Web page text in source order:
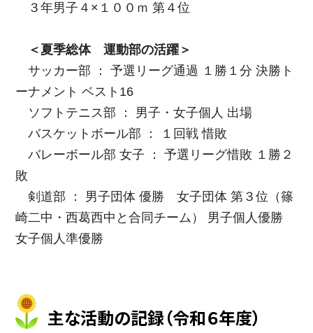
３年男子４×１００ｍ 第４位
＜夏季総体 運動部の活躍＞
サッカー部 ： 予選リーグ通過 １勝１分 決勝ト
ーナメント ベスト16
ソフトテニス部 ： 男子・女子個人 出場
バスケットボール部 ： １回戦 惜敗
バレーボール部 女子 ： 予選リーグ惜敗 １勝２
敗
剣道部 ： 男子団体 優勝 女子団体 第３位（篠
崎二中・西葛西中と合同チーム） 男子個人優勝
女子個人準優勝
主な活動の記録（令和６年度）